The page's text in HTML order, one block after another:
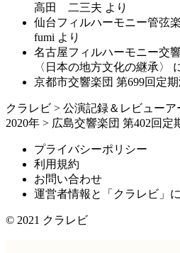
高田 二三夫 より
仙台フィルハーモニー管弦
fumi より
名古屋フィルハーモニー交
〈日本の地方文化の継承〉
京都市交響楽団 第699回定
クラレビ > 公演記録＆レビューア
2020年 > 広島交響楽団 第402回定
プライバシーポリシー
利用規約
お問い合わせ
運営者情報と「クラレビ」
© 2021 クラレビ